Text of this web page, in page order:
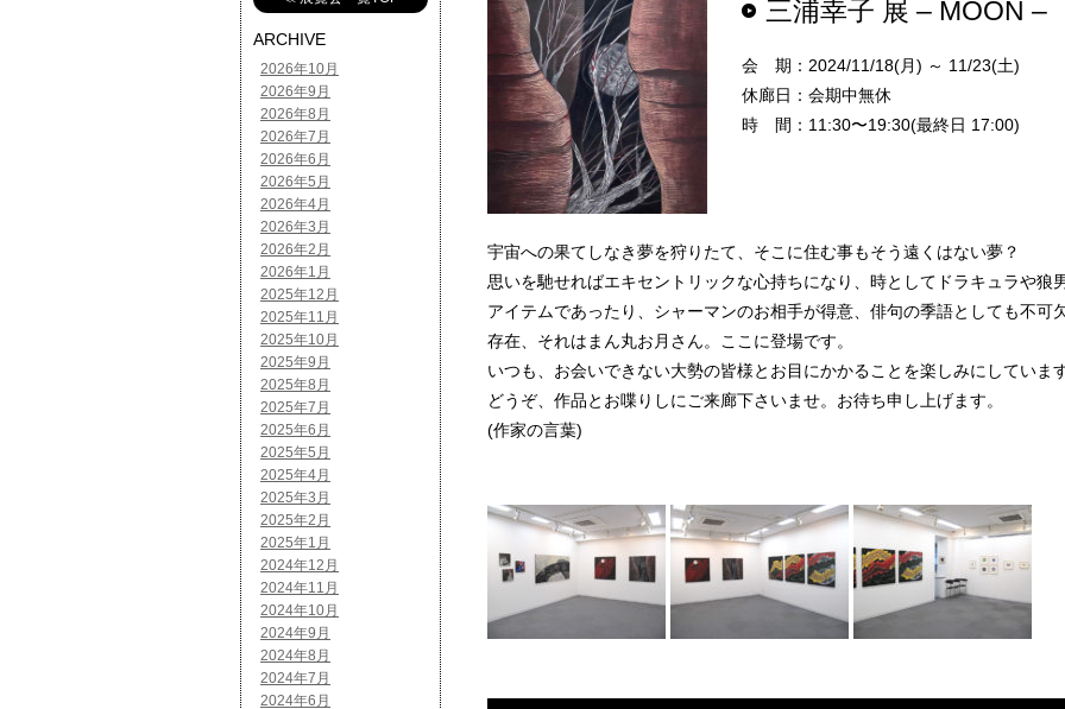
三浦幸子 展 – MOON –
会 期：2024/11/18(月) ～ 11/23(土)
休廊日：会期中無休
時 間：11:30〜19:30(最終日 17:00)
宇宙への果てしなき夢を狩りたて、そこに住む事もそう遠くはない夢？
思いを馳せればエキセントリックな心持ちになり、時としてドラキュラや狼
アイテムであったり、シャーマンのお相手が得意、俳句の季語としても不可
存在、それはまん丸お月さん。ここに登場です。
いつも、お会いできない大勢の皆様とお目にかかることを楽しみにしています
どうぞ、作品とお喋りしにご来廊下さいませ。お待ち申し上げます。
(作家の言葉)
ARCHIVE
2026年10月
2026年9月
2026年8月
2026年7月
2026年6月
2026年5月
2026年4月
2026年3月
2026年2月
2026年1月
2025年12月
2025年11月
2025年10月
2025年9月
2025年8月
2025年7月
2025年6月
2025年5月
2025年4月
2025年3月
2025年2月
2025年1月
2024年12月
2024年11月
2024年10月
2024年9月
2024年8月
2024年7月
2024年6月